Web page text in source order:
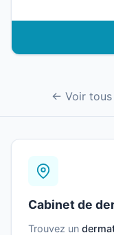
← Voir tous
Cabinet de
Trouvez un